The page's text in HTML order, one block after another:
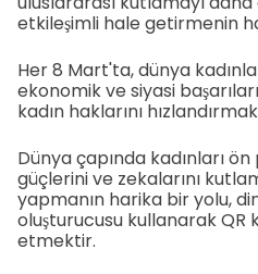
etkileşimli hale getirmenin
Her 8 Mart'ta, dünya
ekonomik ve siyasi
kadın haklarını
Dünya çapında kadınları
güçlerini ve zekalarını
yapmanın harika bir yolu,
oluşturucusu kullanarak QR
etmektir.